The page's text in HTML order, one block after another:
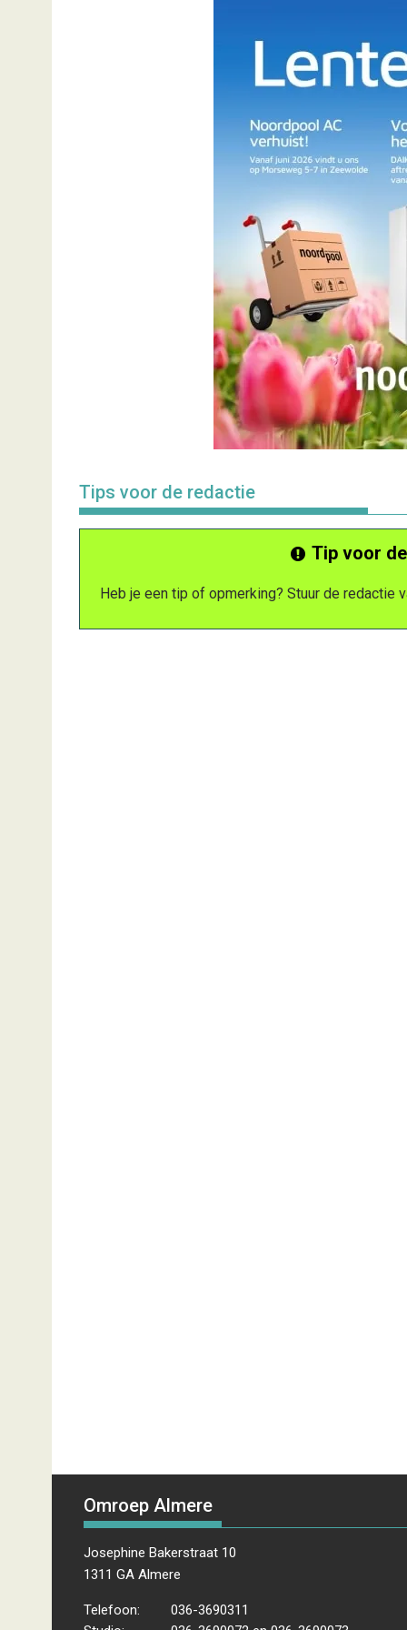
Tips voor de redactie
Tip voor
Heb je een tip of opmerking? Stuur de redactie
Omroep Almere
Josephine Bakerstraat 10
1311 GA Almere
Telefoon:
036-3690311